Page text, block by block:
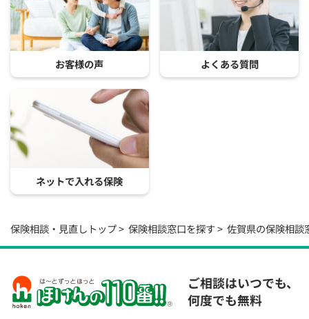
お客様の声 よくある質問
ネットで入れる保険
保険相談・見直しトップ 保険相談窓口を探す 佐賀県の保険相談
ご相談はいつでも、
何度でも無料